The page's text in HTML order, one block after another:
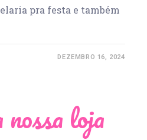
pra festa e também
DEZEMBRO 16, 2024
nossa loja